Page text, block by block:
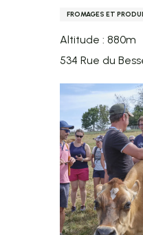
FROMAGES ET
Altitude : 880m
534 Rue du